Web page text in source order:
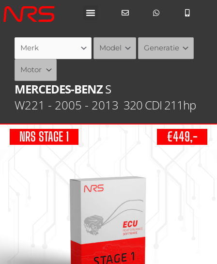
Ga
naar
MERCEDES-BENZS
W221 - 2005 - 2013 320 CDI 211hp
NRS STAGE 1 €449,-